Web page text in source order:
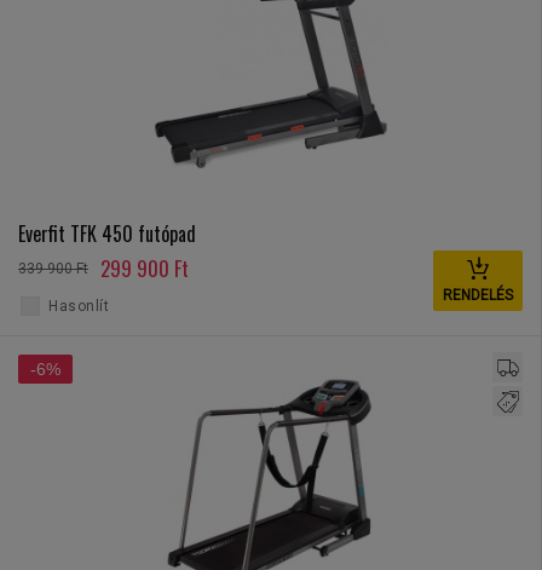
Everfit TFK 450 futópad
339 900 Ft 299 900 Ft
RENDELÉS
Hasonlít
-6%